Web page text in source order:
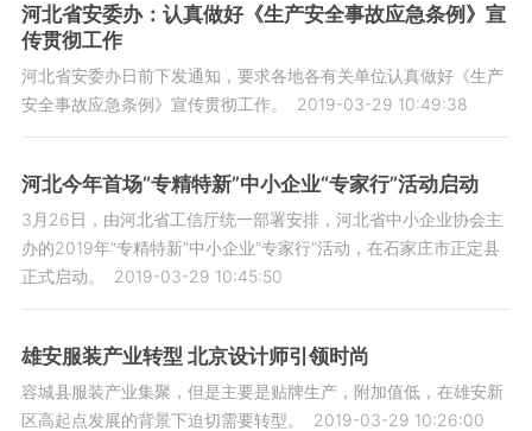
河北省安委办：认真做好《生产安全事故应急条例》宣
传贯彻工作
河北省安委办日前下发通知，要求各地各有关单位认真做好《生产
安全事故应急条例》宣传贯彻工作。
2019-03-29 10:49:38
河北今年首场“专精特新”中小企业“专家行”活动启动
3月26日，由河北省工信厅统一部署安排，河北省中小企业协会主
办的2019年“专精特新”中小企业“专家行”活动，在石家庄市正定县
正式启动。
2019-03-29 10:45:50
雄安服装产业转型 北京设计师引领时尚
容城县服装产业集聚，但是主要是贴牌生产，附加值低，在雄安新
区高起点发展的背景下迫切需要转型。
2019-03-29 10:26:00